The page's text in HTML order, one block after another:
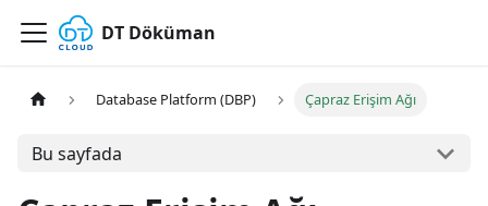
DT Döküman
Database Platform (DBP) Çapraz Erişim Ağı
Bu sayfada